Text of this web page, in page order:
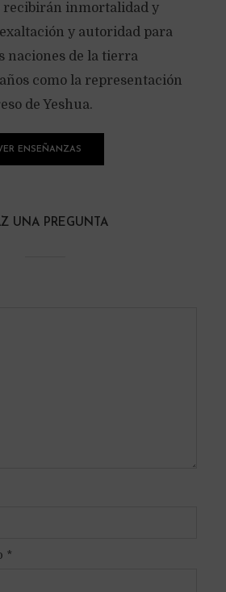
recibirán inmortalidad y
y autoridad para
naciones de la tierra
como la representación
de Yeshua.
ENSEÑANZAS
UNA PREGUNTA
*